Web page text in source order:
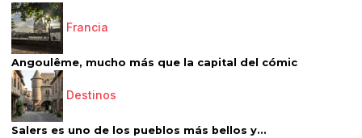
Francia
Angoulême, mucho más que la capital del cómic
Destinos
Salers es uno de los pueblos más bellos y...